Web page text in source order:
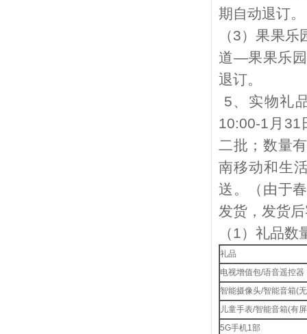
期自动退订。
（3）果果乐
道—果果乐
退订。
5、实物礼
10:00-1 月 31
二批；数量
南移动和生
送。（由于
发货，发货
（1）礼品数
礼品
电视增值包/语音遥控器
智能摄像头/智能音箱(
儿童手表/智能音箱(有屏
5G手机1部